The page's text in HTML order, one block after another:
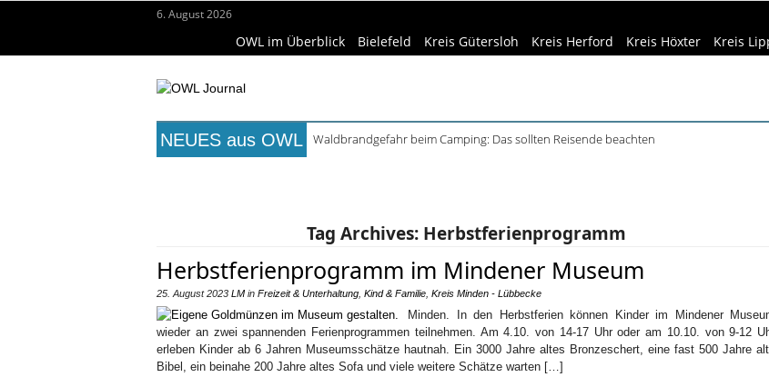
6. August 2026
OWL im Überblick Bielefeld Kreis Gütersloh Kreis Herford Kreis Höxter Kreis
NEUES aus OWL
Waldbrandgefahr beim Camping: Das sollten Reisende beachten
Tag Archives: Herbstferienprogramm
Herbstferienprogramm im Mindener Museum
25. August 2023 LM in Freizeit & Unterhaltung Kind & Familie Kreis Minden - Lübbecke
Minden. In den Herbstferien können Kinder im Mindener
wieder an zwei spannenden Ferienprogrammen teilnehmen. Am 4.10. von 14-17 Uhr oder am 10.10. von 9-12
erleben Kinder ab 6 Jahren Museumsschätze hautnah. Ein 3000 Jahre altes Bronzeschert, eine fast 500 Jahre
Bibel, ein beinahe 200 Jahre altes Sofa und viele weitere Schätze warten […]